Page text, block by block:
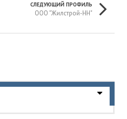
СЛЕДУЮЩИЙ ПРОФИЛЬ
ООО "Жилстрой-НН"